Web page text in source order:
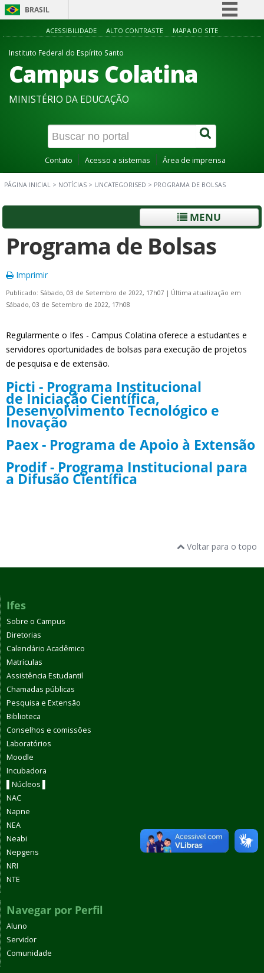
BRASIL
Simplifique!
Acesso à informação
Canais
ACESSIBILIDADE ALTO CONTRASTE MAPA DO SITE
Instituto Federal do Espírito Santo
Campus Colatina
MINISTÉRIO DA EDUCAÇÃO
Contato Acesso a sistemas Área de imprensa
PÁGINA INICIAL > NOTÍCIAS > UNCATEGORISED > PROGRAMA DE BOLSAS
MENU
Programa de Bolsas
Imprimir
Publicado: Sábado, 03 de Setembro de 2022, 17h07 | Última atualização em
Sábado, 03 de Setembro de 2022, 17h08
Regularmente o Ifes - Campus Colatina oferece a estudantes e
servidores oportunidades de bolsas para execução de projetos
de pesquisa e de extensão.
Picti - Programa Institucional
de Iniciação Científica,
Desenvolvimento Tecnológico e
Inovação
Paex - Programa de Apoio à Extensão
Prodif - Programa Institucional para
a Difusão Científica
Voltar para o topo
Ifes
Sobre o Campus
Diretorias
Calendário Acadêmico
Matrículas
Assistência Estudantil
Chamadas públicas
Pesquisa e Extensão
Biblioteca
Conselhos e comissões
Laboratórios
Moodle
Incubadora
▌Núcleos ▌
NAC
Napne
NEA
Neabi
Nepgens
NRI
NTE
Navegar por Perfil
Aluno
Servidor
Comunidade